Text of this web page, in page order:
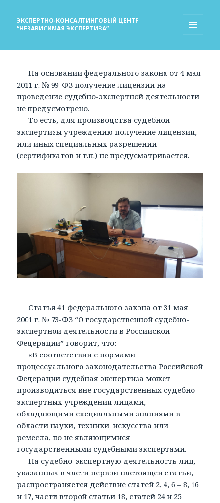
ЭКСПЕРТНО-КОНСАЛТИНГОВЫЙ ЦЕНТР
“НЕЗАВИСИМАЯ ЭКСПЕРТИЗА”
На основании федерального закона от 4 мая
2011 г. № 99-ФЗ получение лицензии на
проведение судебно-экспертной деятельности
не предусмотрено.
То есть, для производства судебной
экспертизы учреждению получение лицензии,
или иных специальных разрешений
(сертификатов и т.п.) не предусматривается.
Статья 41 федерального закона от 31 мая
2001 г. № 73-ФЗ “О государственной судебно-
экспертной деятельности в Российской
Федерации” говорит, что:
«В соответствии с нормами
процессуального законодательства Российской
Федерации судебная экспертиза может
производиться вне государственных судебно-
экспертных учреждений лицами,
обладающими специальными знаниями в
области науки, техники, искусства или
ремесла, но не являющимися
государственными судебными экспертами.
На судебно-экспертную деятельность лиц,
указанных в части первой настоящей статьи,
распространяется действие статей 2, 4, 6 – 8, 16
и 17, части второй статьи 18, статей 24 и 25